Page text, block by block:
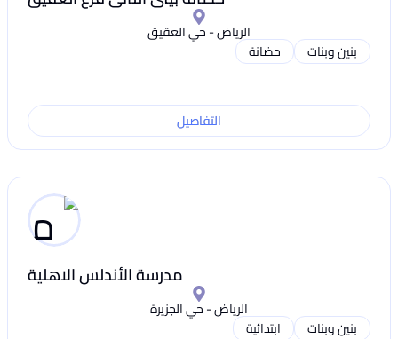
الرياض - حي العقيق
بنين وبنات
حضانة
التفاصيل
مدرسة الأندلس الاهلية
الرياض - حي الجزيرة
بنين وبنات
ابتدائية